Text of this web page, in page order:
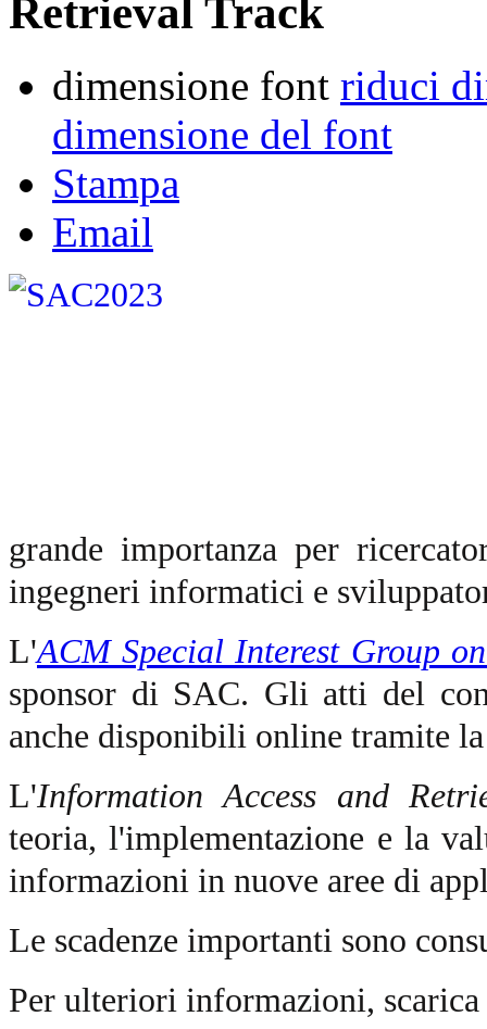
Retrieval Track
dimensione font riduci
dimensione del font
Stampa
Email
grande importanza per
ingegneri informatici e
L'ACM Special Interest Group
sponsor di SAC. Gli atti del
anche disponibili online tramite
L'Information Access and
teoria, l'implementazione e la
informazioni in nuove aree di
Le scadenze importanti sono
Per ulteriori informazioni,